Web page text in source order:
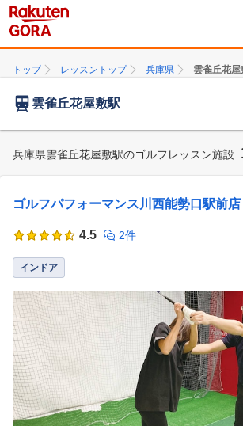
トップ レッスントップ 兵庫県 雲雀丘花屋
雲雀丘花屋敷駅
兵庫県雲雀丘花屋敷駅のゴルフレッスン施設
ゴルフパフォーマンス川西能勢口駅前店
4.5 2件
インドア